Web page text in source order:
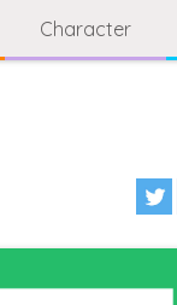
Character